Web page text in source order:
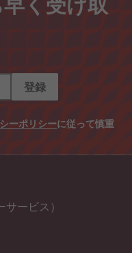
登録
ーポリシーに従って慎重
ービス）